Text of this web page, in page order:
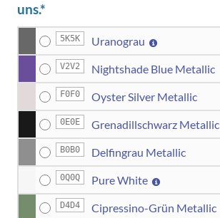
uns.*
5K5K Uranograu
V2V2 Nightshade Blue Metallic
F0F0 Oyster Silver Metallic
0E0E Grenadillschwarz Metallic
B0B0 Delfingrau Metallic
0Q0Q Pure White
D4D4 Cipressino-Grün Metallic